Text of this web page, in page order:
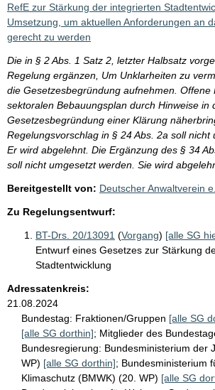
RefE zur Stärkung der integrierten
Umsetzung, um aktuellen Anforderungen an
gerecht zu werden
Die in § 2 Abs. 1 Satz 2, letzter Halbsatz
Regelung ergänzen, Um Unklarheiten zu
die Gesetzesbegründung aufnehmen. Offene
sektoralen Bebauungsplan durch Hinweise in
Gesetzesbegründung einer Klärung
Regelungsvorschlag in § 24 Abs. 2a soll nicht
Er wird abgelehnt. Die Ergänzung des § 34
soll nicht umgesetzt werden. Sie wird
Bereitgestellt von: Deutscher Anwaltverein
Zu Regelungsentwurf:
BT-Drs. 20/13091 (Vorgang) [alle SG
Entwurf eines Gesetzes zur Stärkung
Stadtentwicklung
Adressatenkreis:
21.08.2024
Bundestag: Fraktionen/Gruppen [alle SG
[alle SG dorthin]; Mitglieder des
Bundesregierung: Bundesministerium der
WP) [alle SG dorthin]; Bundesministerium
Klimaschutz (BMWK) (20. WP) [alle SG